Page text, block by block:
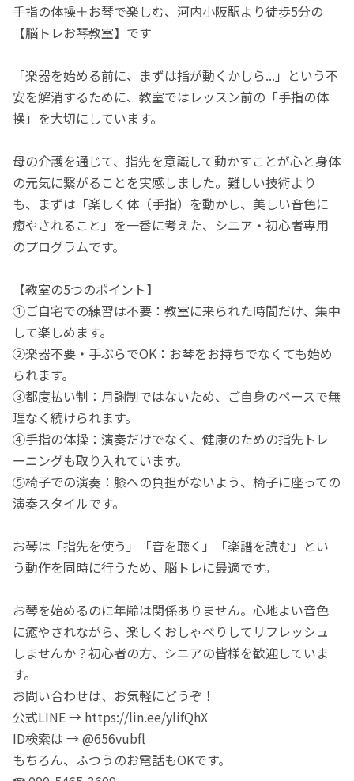
手指の体操＋お琴で楽しむ、河内小阪駅より徒歩5分の
【脳トレお琴教室】です
「楽器を始める前に、まずは指が動くかしら...」という不
安を解消するために、教室ではレッスン前の「手指の体
操」を大切にしています。
母の介護を通じて、指先を意識して動かすことが心と身体
の元気に繋がることを実感しました。難しい技術より
も、まずは「楽しく体（手指）を動かし、美しい音色に
癒やされること」を一番に考えた、シニア・初心者専用
のプログラムです。
【教室の5つのポイント】
①ご自宅での練習は不要：教室に来られた時間だけ、集中
して楽しめます。
②楽器不要・手ぶらでOK：お琴をお持ちでなくても始め
られます。
③都度払い制：月謝制ではないため、ご自身のペースで無
理なく続けられます。
④手指の体操：演奏だけでなく、健康のための指先トレ
ーニングも取り入れています。
⑤椅子での演奏：膝への負担がないよう、椅子に座っての
演奏スタイルです。
お琴は「指先を使う」「音を聴く」「楽譜を読む」とい
う動作を同時に行うため、脳トレに最適です。
お琴を始めるのに年齢は関係ありません。心地よい音色
に癒やされながら、楽しくおしゃべりしてリフレッシュ
しませんか？初心者の方、シニアの皆様を歓迎していま
す。
お問い合わせは、お気軽にどうぞ！
公式LINE → https://lin.ee/ylifQhX
ID検索は → @656vubfl
もちろん、ふつうのお電話もOKです。